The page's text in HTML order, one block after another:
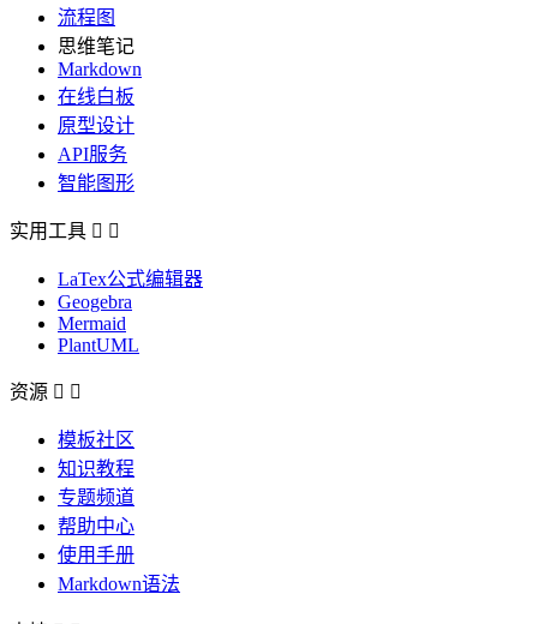
流程图
思维笔记
Markdown
在线白板
原型设计
API服务
智能图形
实用工具  
LaTex公式编辑器
Geogebra
Mermaid
PlantUML
资源  
模板社区
知识教程
专题频道
帮助中心
使用手册
Markdown语法